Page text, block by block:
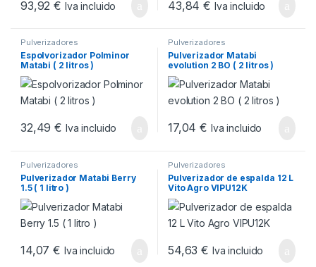
93,92€ Iva incluido 43,84€ Iva incluido
Pulverizadores
Espolvorizador Polminor
Matabi ( 2 litros )
32,49€ Iva incluido
Pulverizadores
Pulverizador Matabi
evolution 2 BO ( 2 litros )
17,04€ Iva incluido
Pulverizadores
Pulverizador Matabi Berry
1.5 ( 1 litro )
14,07€ Iva incluido
Pulverizadores
Pulverizador de espalda 12 L
Vito Agro VIPU12K
54,63€ Iva incluido